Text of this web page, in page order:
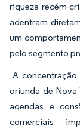
riqueza recém-
adentram
um
pelo segmento
A
oriunda de Nova
agendas e
comerciais